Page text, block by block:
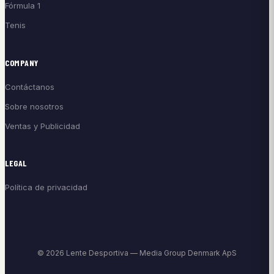
Fórmula 1
Tenis
COMPANY
Contáctanos
Sobre nosotros
Ventas y Publicidad
LEGAL
Política de privacidad
© 2026 Lente Desportiva — Media Group Denmark ApS